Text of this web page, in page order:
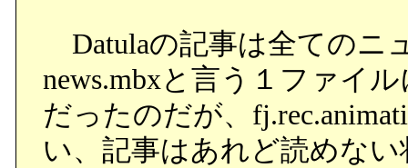
Datulaの記事は全てのニ
news.mbxと言う１ファイ
だったのだが、
い、記事はあれど読めない